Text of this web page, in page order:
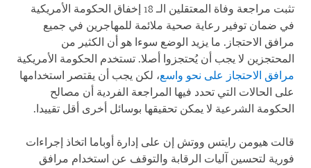
تثبت مراجعة وفاة المعتقلين الـ 18 إخفاق الحكومة الأمريكية
في ضمان توفير رعاية صحية ملائمة للمهاجرين في جميع
مرافق الاحتجاز. ما يزيد الوضع سوءا هو أن الكثير من
المحتجزين لا يجب أن يُحتجزوا أصلا. تستخدم الحكومة الأمريكية
مرافق الاحتجاز على نحو واسع، لكن يجب أن يقتصر استخدامها
على الحالات التي تحدد فيها المراجعة الفردية أن مصالح
الحكومة الشرعية لا يمكن تحقيقها بوسائل أخرى أقل تقييدا.
قالت هيومن رايتس ووتش إن على إدارة أوباما اتخاذ إجراءات
فورية لتحسين آليات الرقابة والتوقف عن استخدام مرافق